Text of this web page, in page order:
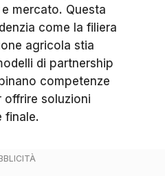
mercato. Questa
come la filiera
agricola stia
di partnership
competenze
offrire soluzioni
finale.